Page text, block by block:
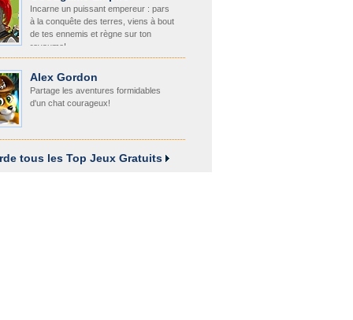
Incarne un puissant empereur : pars
à la conquête des terres, viens à bout
de tes ennemis et règne sur ton
royaume!
Alex Gordon
Partage les aventures formidables
d'un chat courageux!
tous les Top Jeux Gratuits